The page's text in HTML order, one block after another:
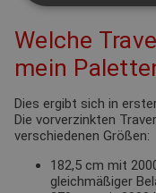
Welche
mein
Dies ergibt sich in
Die vorverzinkten
verschiedenen Größen:
182,5 cm mit
gleichmäßiger